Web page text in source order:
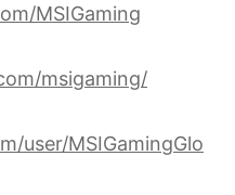
MSIGaming
msigaming/
user/MSIGamingGlo